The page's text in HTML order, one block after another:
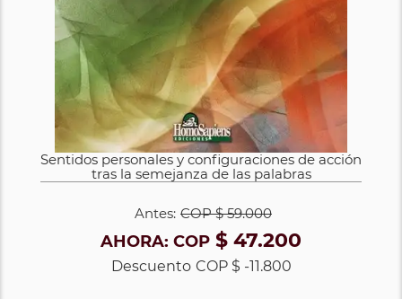
Sentidos personales y configuraciones de acción
tras la semejanza de las palabras
Antes: COP$ 59.000
AHORA: COP $ 47.200
Descuento COP $ -11.800